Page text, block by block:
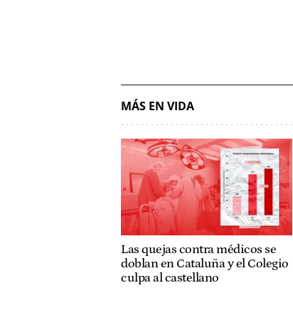
MÁS EN VIDA
Las quejas contra médicos se
doblan en Cataluña y el Colegio
culpa al castellano